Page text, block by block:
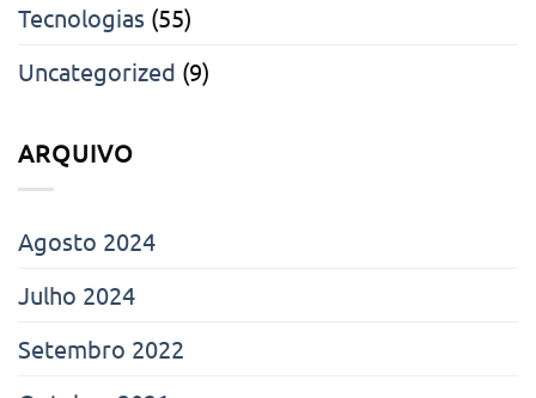
Tecnologias (55)
Uncategorized (9)
ARQUIVO
Agosto 2024
Julho 2024
Setembro 2022